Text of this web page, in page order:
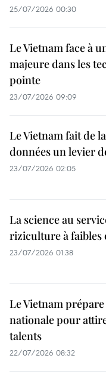
25/07/2026 00:30
Le Vietnam face à
majeure dans les
pointe
23/07/2026 09:09
Le Vietnam fait de
données un levier
23/07/2026 02:05
La science au
riziculture à faibles
23/07/2026 01:38
Le Vietnam
nationale pour
talents
22/07/2026 08:32